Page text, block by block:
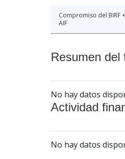
Compromiso del BIRF +
AIF
Resumen del
No hay datos
Actividad
No hay datos